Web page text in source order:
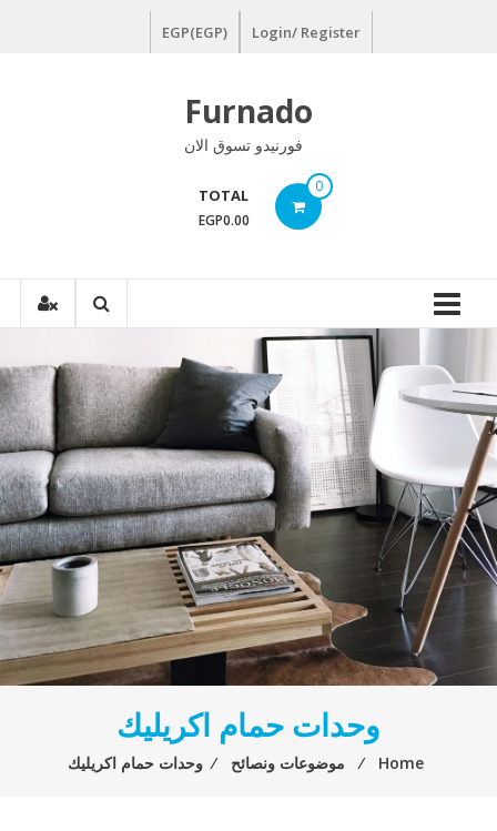
Login/ Register
EGP(EGP)
Furnado
فورنيدو تسوق الان
0
TOTAL
EGP0.00
وحدات حمام اكريليك
Home
⁄ موضوعات ونصائح ⁄ وحدات حمام اكريليك